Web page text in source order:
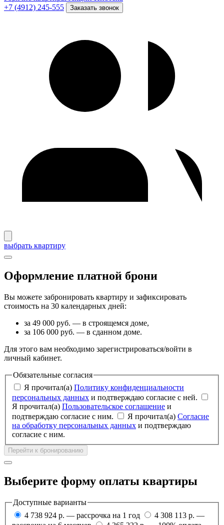
+7 (4912) 245-555
Заказать звонок
выбрать квартиру
Оформление платной брони
Вы можете забронировать квартиру и зафиксировать
стоимость на 30 календарных дней:
за 49 000 руб. — в строящемся доме,
за 106 000 руб. — в сданном доме.
Для этого вам необходимо зарегистрироваться/войти в
личный кабинет.
Обязательные согласия
Я прочитал(а) Политику конфиденциальности
персональных данных и подтверждаю согласие с ней.
Я прочитал(а) Пользовательское соглашение
подтверждаю согласие с ним.
Я прочитал(а) Согласие
на обработку персональных данных
согласие с ним.
Перейти к бронированию
Выберите форму оплаты квартиры
Доступные варианты
4 738 924 р. — рассрочка на 1 год
4 308 113 р. —